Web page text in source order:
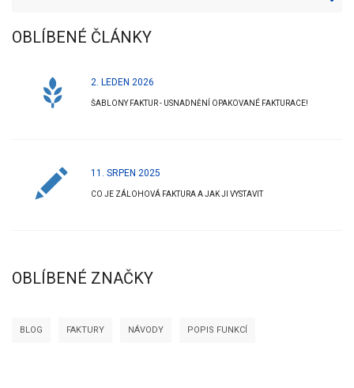
OBLÍBENÉ ČLÁNKY
2. LEDEN 2026
ŠABLONY FAKTUR - USNADNĚNÍ OPAKOVANÉ FAKTURACE!
11. SRPEN 2025
CO JE ZÁLOHOVÁ FAKTURA A JAK JI VYSTAVIT
OBLÍBENÉ ZNAČKY
BLOG FAKTURY NÁVODY POPIS FUNKCÍ